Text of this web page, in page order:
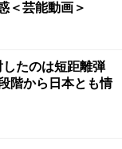
＜芸能動画＞
たのは短距離弾
階から日本とも情